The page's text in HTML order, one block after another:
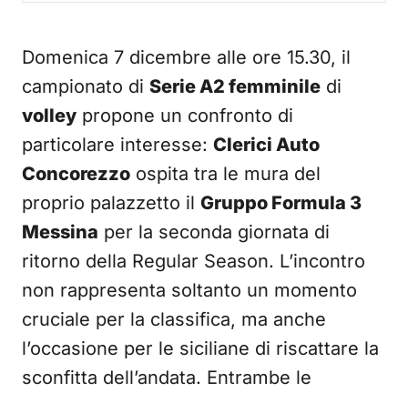
Domenica 7 dicembre alle ore 15.30, il
campionato di Serie A2 femminile di
volley propone un confronto di
particolare interesse: Clerici Auto
Concorezzo ospita tra le mura del
proprio palazzetto il Gruppo Formula 3
Messina per la seconda giornata di
ritorno della Regular Season. L’incontro
non rappresenta soltanto un momento
cruciale per la classifica, ma anche
l’occasione per le siciliane di riscattare la
sconfitta dell’andata. Entrambe le